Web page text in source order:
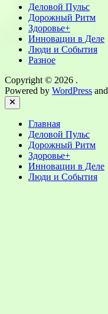
Деловой Пульс
Дорожный Ритм
Здоровье+
Инновации в Деле
Люди и События
Разное
Copyright © 2026 .
Powered by WordPress and
Close
Главная
Деловой Пульс
Дорожный Ритм
Здоровье+
Инновации в Деле
Люди и События